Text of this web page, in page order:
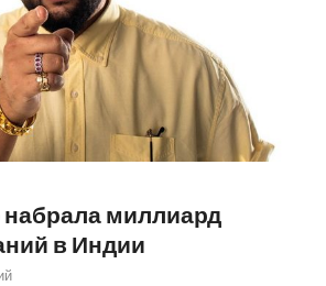
набрала миллиард
в Индии